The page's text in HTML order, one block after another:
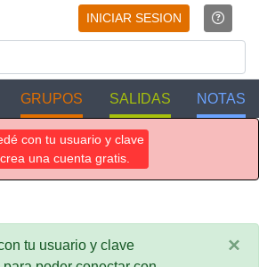
INICIAR SESION
GRUPOS SALIDAS NOTAS
con tu usuario y clave
una cuenta gratis.
tu usuario y clave
×